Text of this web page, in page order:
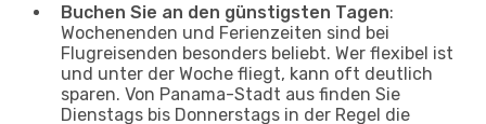
Buchen Sie an den günstigsten Tagen:
Wochenenden und Ferienzeiten sind bei
Flugreisenden besonders beliebt. Wer flexibel ist
und unter der Woche fliegt, kann oft deutlich
sparen. Von Panama-Stadt aus finden Sie
Dienstags bis Donnerstags in der Regel die